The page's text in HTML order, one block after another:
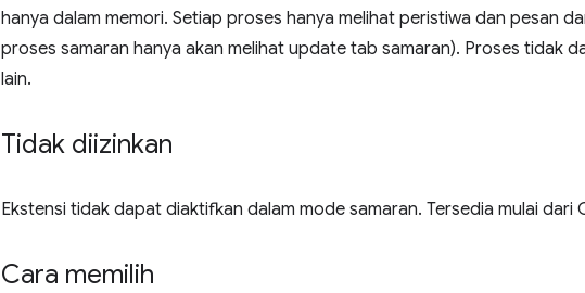
hanya dalam memori. Setiap proses hanya melihat peristiwa dan pesan
proses samaran hanya akan melihat update tab samaran). Proses tidak
lain.
Tidak diizinkan
Ekstensi tidak dapat diaktifkan dalam mode samaran. Tersedia mulai dari
Cara memilih